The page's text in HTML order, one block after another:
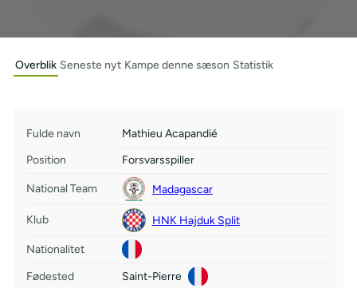
Overblik Seneste nyt Kampe denne sæson Statistik
Fulde navn
Mathieu Acapandié
Position
Forsvarsspiller
National Team Madagascar
Klub HNK Hajduk Split
Nationalitet
Fødested
Saint-Pierre